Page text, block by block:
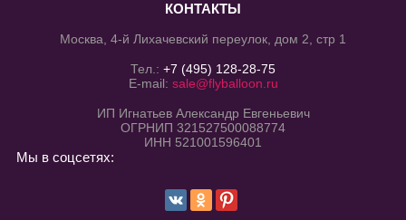
КОНТАКТЫ
Москва, 4-й Лихачевский переулок, дом 2, стр 1
Тел.: +7 (495) 128-28-75
E-mail: sale@flyballoon.ru
ИП Игнатьев Александр Евгеньевич
ОГРНИП 321527500088774
ИНН 521001596401
Мы в соцсетях: